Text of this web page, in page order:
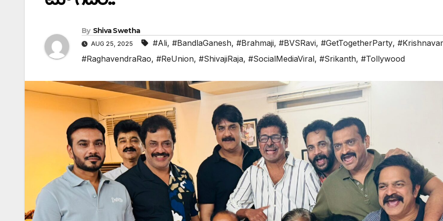
By Shiva Swetha
AUG 25, 2025 #Ali, #BandlaGanesh, #Brahmaji, #BVSRavi, #GetTogetherParty,
#RaghavendraRao, #ReUnion, #ShivajiRaja, #SocialMediaViral, #Srikanth, #Tollywood